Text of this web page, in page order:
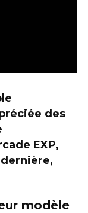
des
EXP,
modèle